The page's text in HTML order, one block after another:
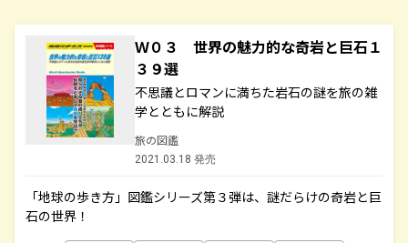
Ｗ０３ 世界の魅力的な奇岩と巨石１
３９選
不思議とロマンに満ちた岩石の謎を旅の雑
学とともに解説
旅の図鑑
2021.03.18 発売
「地球の歩き方」図鑑シリーズ第３弾は、謎だらけの奇岩と巨
石の世界！